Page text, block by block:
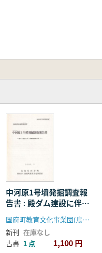
中河原1号墳発掘調査報
告書 : 殿ダム建設に伴う
発掘調査報告書
国府町教育文化事業団(鳥取県)
新刊 在庫なし
古書 1 点 1,100 円